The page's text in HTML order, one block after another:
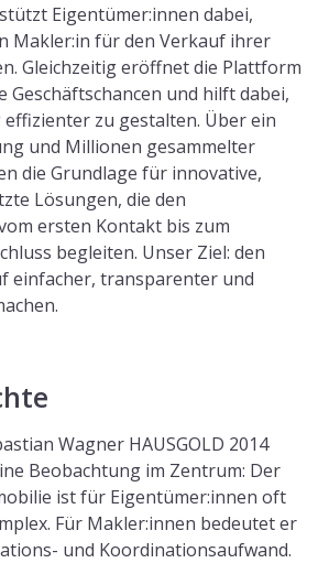
Eigentümer:innen dabei,
Makler:in für den Verkauf ihrer
Gleichzeitig eröffnet die Plattform
Geschäftschancen und hilft dabei,
zu gestalten. Über ein
und Millionen gesammelter
die Grundlage für innovative,
Lösungen, die den
ersten Kontakt bis zum
begleiten. Unser Ziel: den
einfacher, transparenter und
Wagner HAUSGOLD 2014
Beobachtung im Zentrum: Der
ist für Eigentümer:innen oft
Für Makler:innen bedeutet er
und Koordinationsaufwand.